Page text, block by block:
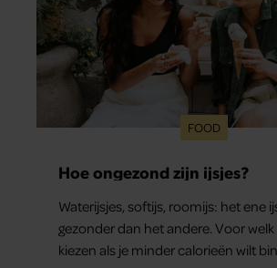
FOOD
Hoe ongezond zijn ijsjes?
Waterijsjes, softijs, roomijs: het ene
gezonder dan het andere. Voor
kiezen als je minder calorieën wilt